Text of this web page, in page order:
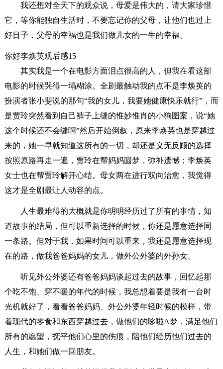
我还想对全天下的观众说，母爱是伟大的，请大家珍惜
它，等你能独自生活时，不要忘记你的父母，让他们也过上
好日子，父母的幸福也是我们做儿女的一生的幸福。
你好李焕英观后感15
其实我是一个在电影方面泪点很高的人，但我在看这部
电影的时候哭得一塌糊涂。全剧最触动我的点不是李焕英的
扮演者张小斐说的那句“我的女儿，我要她健康快乐就行”，而
是贾玲突然看到自己裤子上缝的惟妙惟肖的小狗图案，说“她
这个时候还不会缝啊”然后开始倒叙，原来李焕英也是穿越过
来的，她一早就知道这所有的一切，却还是义无反顾的选择
按照原路再走一遍，贾玲在帮妈妈圆梦，弥补遗憾；李焕英
女士也在帮贾玲解开心结。母女两在进行双向治愈，我觉得
这才是全剧最让人动容的点。
人生最难得的大概就是你明明经历过了所有的事情，知
道故事的结局，但可以重新选择的时候，你还是愿意选择同
一条路。但对于我，如果时间可以重来，我还是愿意选择现
在的路，做我爸爸妈妈的女儿，做外公外婆的外孙女。
听见外公外婆还有爸爸妈妈谈起过去的故事，回忆起那
个吃不饱、穿不暖的年代的时候，我总想着要是我有一台时
光机就好了，看看爸爸妈妈、外公外婆年轻时候的模样，带
着现代的零食和东西穿越过去，做他们的哆啦A梦，满足他们
所有的愿望，抚平他们心里的伤痕，陪他们经历他们过去的
人生，和她们做一回朋友。